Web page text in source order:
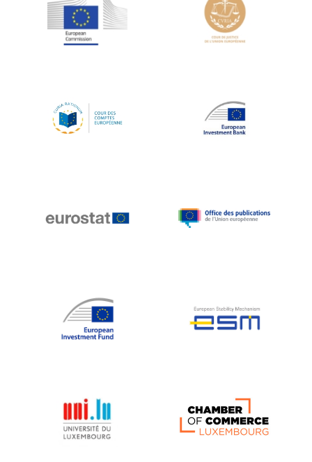
Jean-Louis Schiltz
Jean-Victor Louis
Johnny Åkerholm
Katharien L.C. Hunt
Klaus-Heiner Lehne
Koen LENAERTS
Lars Heikensten
Lucas Papademos
Máire Geoghegan-Quinn